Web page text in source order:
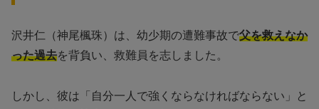
沢井仁（神尾楓珠）は、幼少期の遭難事故で父を救えなか
った過去を背負い、救難員を志しました。
しかし、彼は「自分一人で強くならなければならない」と